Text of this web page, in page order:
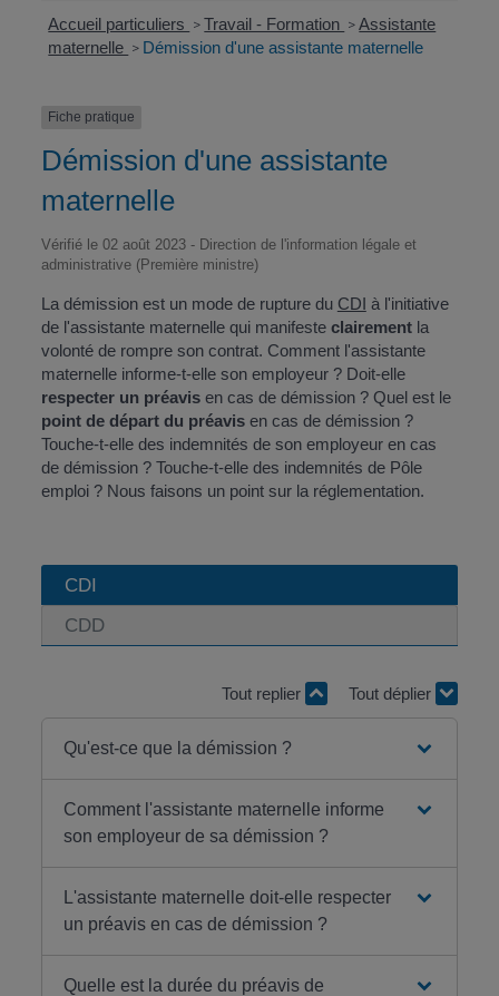
Accueil particuliers > Travail - Formation > Assistante
maternelle > Démission d'une assistante maternelle
Fiche pratique
Démission d'une assistante
maternelle
Vérifié le 02 août 2023 - Direction de l'information légale et
administrative (Première ministre)
La démission est un mode de rupture du CDI à l'initiative
de l'assistante maternelle qui manifeste clairementla
volonté de rompre son contrat. Comment l'assistante
maternelle informe-t-elle son employeur ? Doit-elle
respecter un préavisen cas de démission ? Quel est le
point de départ du préavisen cas de démission ?
Touche-t-elle des indemnités de son employeur en cas
de démission ? Touche-t-elle des indemnités de Pôle
emploi ? Nous faisons un point sur la réglementation.
CDI
CDD
Tout replier Tout déplier
Qu'est-ce que la démission ?
Comment l'assistante maternelle informe
son employeur de sa démission ?
L'assistante maternelle doit-elle respecter
un préavis en cas de démission ?
Quelle est la durée du préavis de